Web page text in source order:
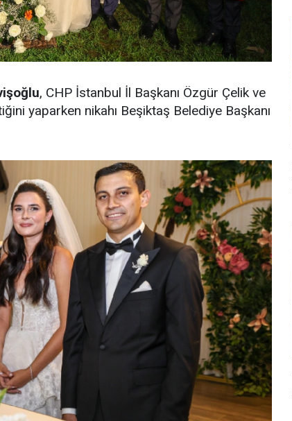
, CHP İstanbul İl Başkanı Özgür Çelik ve
yaparken nikahı Beşiktaş Belediye Başkanı